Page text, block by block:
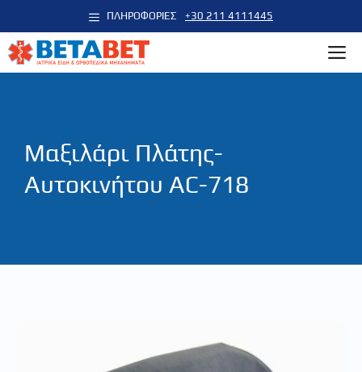
σε
περιεχόμενο
+30 211 4111445
ΠΛΗΡΟΦΟΡΙΕΣ
Μαξιλάρι Πλάτης-
Αυτοκινήτου AC-718